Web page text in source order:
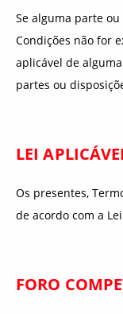
Se alguma parte
Condições não for
aplicável de
partes ou
LEI
Os presentes,
de acordo com a
FORO